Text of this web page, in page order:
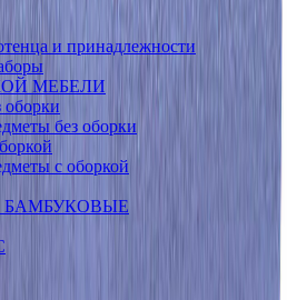
и принадлежности
МЕБЕЛИ
оборки
без оборки
с оборкой